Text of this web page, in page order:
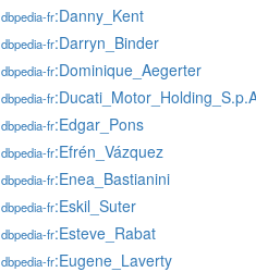
dbpedia-fr:Danny_Kent
dbpedia-fr:Darryn_Binder
dbpedia-fr:Dominique_Aegerter
dbpedia-fr
dbpedia-fr:Edgar_Pons
dbpedia-fr:Efrén_Vázquez
dbpedia-fr:Enea_Bastianini
dbpedia-fr:Eskil_Suter
dbpedia-fr:Esteve_Rabat
dbpedia-fr:Eugene_Laverty